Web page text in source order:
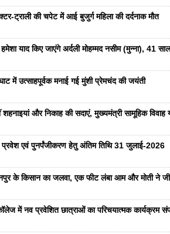
ट्राली की चपेट में आई बुजुर्ग महिला की दर्दनाक मौत
याद किए जाएंगे अर्दली मोहम्मद नसीम (मुन्ना), 41
में उत्साहपूर्वक मनाई गई मुंशी प्रेमचंद की जयंती
और निकाह की सदाएं, मुख्यमंत्री सामूहिक
एवं पुनर्पंजीकरण हेतु अंतिम तिथि 31 जुलाई-2026
के किसान का जलवा, एक फीट लंबा आम और मोती ने
में नव प्रवेशित छात्राओं का परिचयात्मक कार्यक्रम